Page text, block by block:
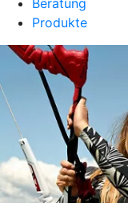
Beratung
Produkte